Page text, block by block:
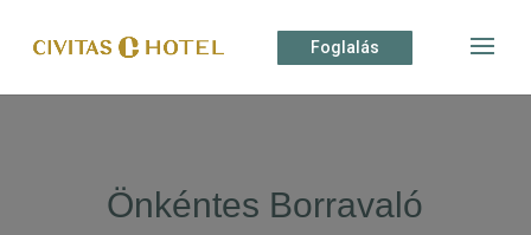
Foglalás
Önkéntes Borravaló